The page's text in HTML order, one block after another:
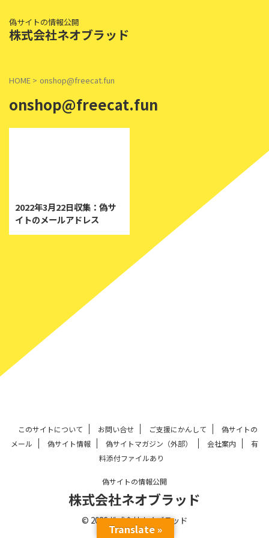
偽サイトの情報公開
株式会社ネオブラッド
HOME > onshop@freecat.fun
onshop@freecat.fun
2022年3月22日収集：偽サ
イトのメールアドレス
このサイトについて お問い合せ ご支援にかんして
偽サイトの
メール
偽サイト情報 偽サイトマガジン（外部） 会社案内
有
料添付ファイルあり
偽サイトの情報公開
株式会社ネオブラッド
© 2026 株式会社ネオブラッド
Translate »